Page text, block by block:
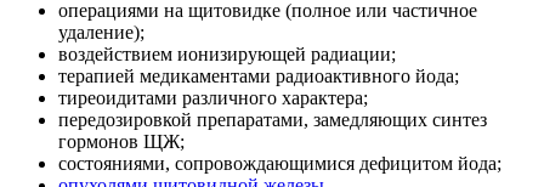
операциями на щитовидке (полное или частичное
удаление);
воздействием ионизирующей радиации;
терапией медикаментами радиоактивного йода;
тиреоидитами различного характера;
передозировкой препаратами, замедляющих синтез
гормонов ЩЖ;
состояниями, сопровождающимися дефицитом йода;